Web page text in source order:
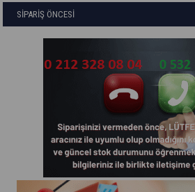
SİPARİŞ ÖNCESİ